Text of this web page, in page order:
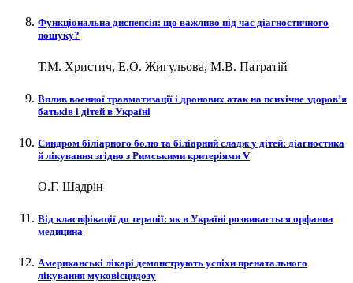
Функціональна диспепсія: що важливо під час діагностичного
пошуку?
Т.М. Христич, Е.О. Жигульова, М.В. Патратій
Вплив воєнної травматизації і дронових атак на психічне здоров’я
батьків і дітей в Україні
Синдром біліарного болю та біліарний сладж у дітей: діагностика
й лікування згідно з Римськими критеріями V
О.Г. Шадрін
Від класифікації до терапії: як в Україні розвивається орфанна
медицина
Американські лікарі демонструють успіхи пренатального
лікування муковісцидозу